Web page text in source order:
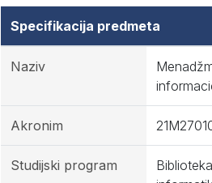
Specifikacija predmeta
Naziv
Akronim
Studijski program